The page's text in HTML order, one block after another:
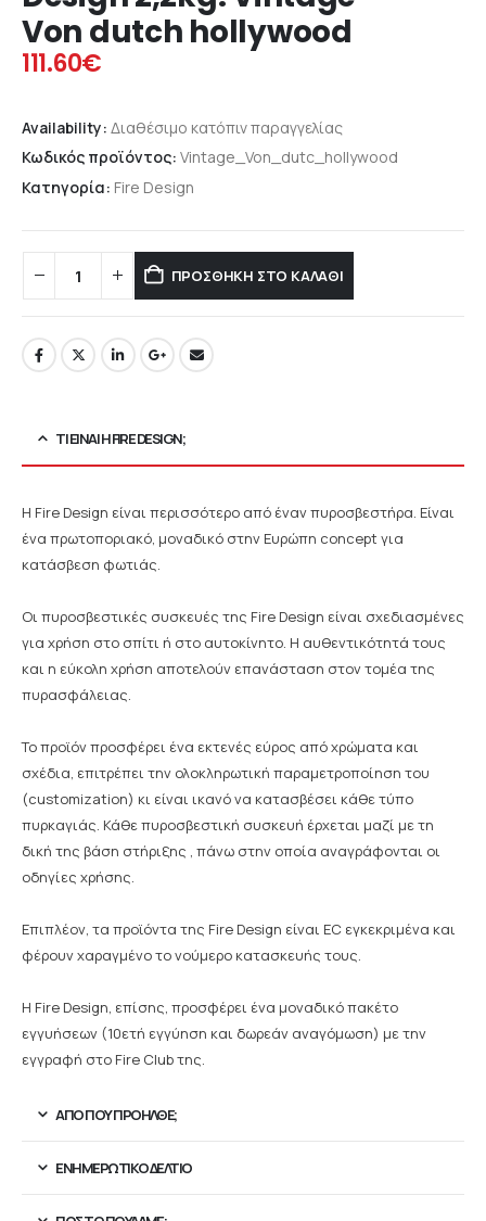
Von dutch hollywood
111.60€
Availability: Διαθέσιμο κατόπιν παραγγελίας
Κωδικός προϊόντος: Vintage_Von_dutc_hollywood
Κατηγορία: Fire Design
ΠΡΟΣΘΉΚΗ ΣΤΟ ΚΑΛΆΘΙ
ΤΙ ΕΊΝΑΙ Η FIRE DESIGN;
Η Fire Design είναι περισσότερο από έναν πυροσβεστήρα. Είναι
ένα πρωτοποριακό, μοναδικό στην Ευρώπη concept για
κατάσβεση φωτιάς.
Οι πυροσβεστικές συσκευές της Fire Design είναι σχεδιασμένες
για χρήση στο σπίτι ή στο αυτοκίνητο. Η αυθεντικότητά τους
και η εύκολη χρήση αποτελούν επανάσταση στον τομέα της
πυρασφάλειας.
Το προϊόν προσφέρει ένα εκτενές εύρος από χρώματα και
σχέδια, επιτρέπει την ολοκληρωτική παραμετροποίηση του
(customization) κι είναι ικανό να κατασβέσει κάθε τύπο
πυρκαγιάς. Κάθε πυροσβεστική συσκευή έρχεται μαζί με τη
δική της βάση στήριξης , πάνω στην οποία αναγράφονται οι
οδηγίες χρήσης.
Επιπλέον, τα προϊόντα της Fire Design είναι EC εγκεκριμένα και
φέρουν χαραγμένο το νούμερο κατασκευής τους.
Η Fire Design, επίσης, προσφέρει ένα μοναδικό πακέτο
εγγυήσεων (10ετή εγγύηση και δωρεάν αναγόμωση) με την
εγγραφή στο Fire Club της.
ΑΠΟ ΠΟΥ ΠΡΟΉΛΘΕ;
ΕΝΗΜΕΡΩΤΙΚΌ ΔΕΛΤΊΟ